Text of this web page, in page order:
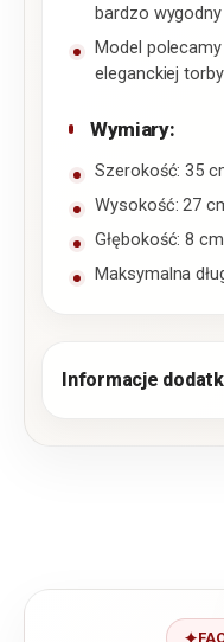
bardzo
Model
eleganckiej
Wymiary:
Szerokość: 35
Wysokość: 27
Głębokość: 8 cm
Maksymalna
Informacje